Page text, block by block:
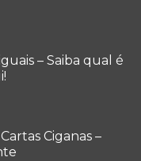
– Saiba qual é
Ciganas –